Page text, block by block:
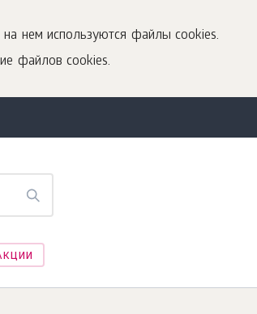
нем используются файлы cookies.
файлов cookies.